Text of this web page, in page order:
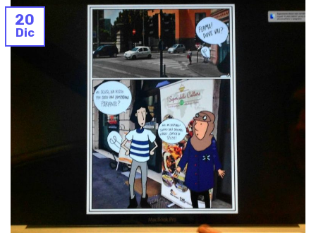
20
Dic